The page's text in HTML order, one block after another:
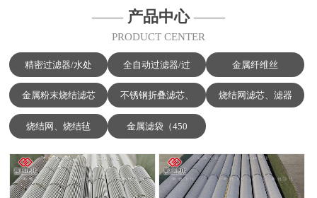
—— 产品中心——
PRODUCT CENTER
精密过滤器/水处 全自动过滤器/过 金属纤维丝
金属粉末烧结滤芯 不锈钢折叠滤芯、 烧结网滤芯、滤器
烧结网、烧结毡 金属滤袋（450